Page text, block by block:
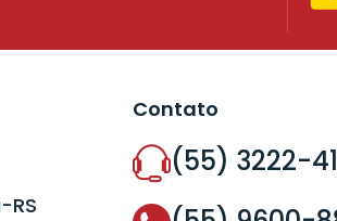
RS
Contato
(55) 3222-